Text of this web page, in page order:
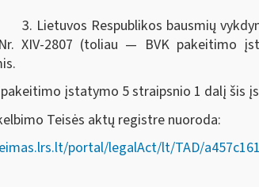
Respublikos bausmių vykdymo
XIV-2807 (toliau — BVK pakeitimo
pakeitimo įstatymo 5 straipsnio 1 dalį šis
Teisės aktų registre nuoroda:
portal/legalAct/lt/TAD/